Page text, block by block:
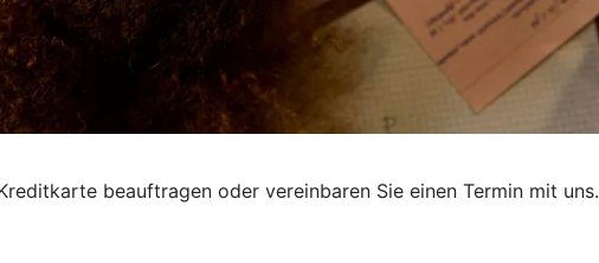
beauftragen oder vereinbaren Sie einen Termin mit uns.